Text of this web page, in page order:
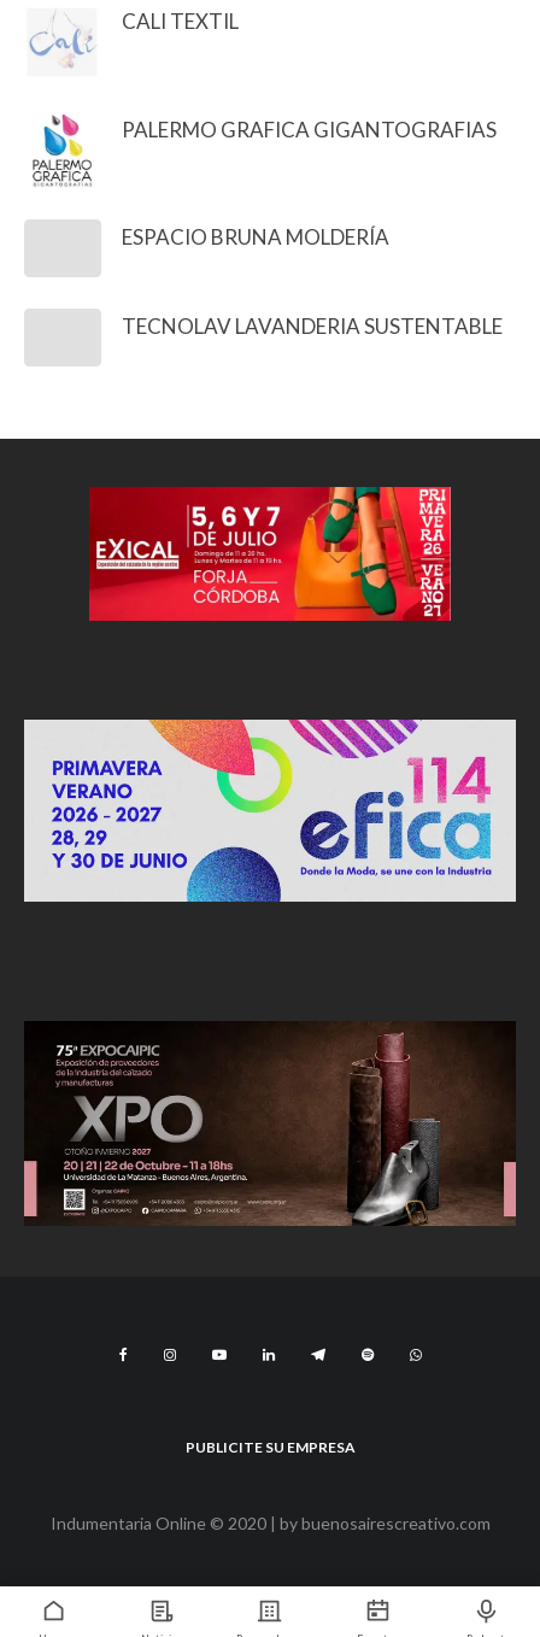
CALI TEXTIL
PALERMO GRAFICA GIGANTOGRAFIAS
ESPACIO BRUNA MOLDERÍA
TECNOLAV LAVANDERIA SUSTENTABLE
PUBLICITE SU EMPRESA
Indumentaria Online © 2020 | bybuenosairescreativo.com